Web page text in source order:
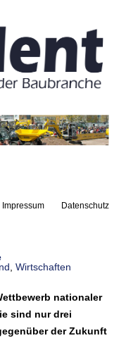
Impressum Datenschutz
Wirtschaften
nationaler
sind nur drei
der Zukunft